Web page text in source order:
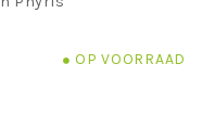
OP VOORRAAD